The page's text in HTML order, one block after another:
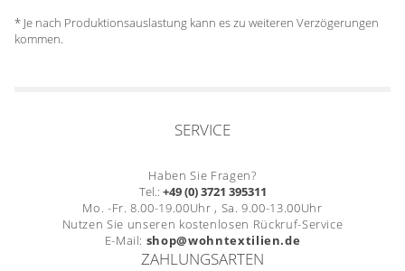
* Je nach Produktionsauslastung kann es zu weiteren Verzögerungen
kommen.
SERVICE
Haben Sie Fragen?
Tel.: +49 (0) 3721 395311
Mo. -Fr. 8.00-19.00Uhr , Sa. 9.00-13.00Uhr
Nutzen Sie unseren kostenlosen Rückruf-Service
E-Mail: shop@wohntextilien.de
ZAHLUNGSARTEN